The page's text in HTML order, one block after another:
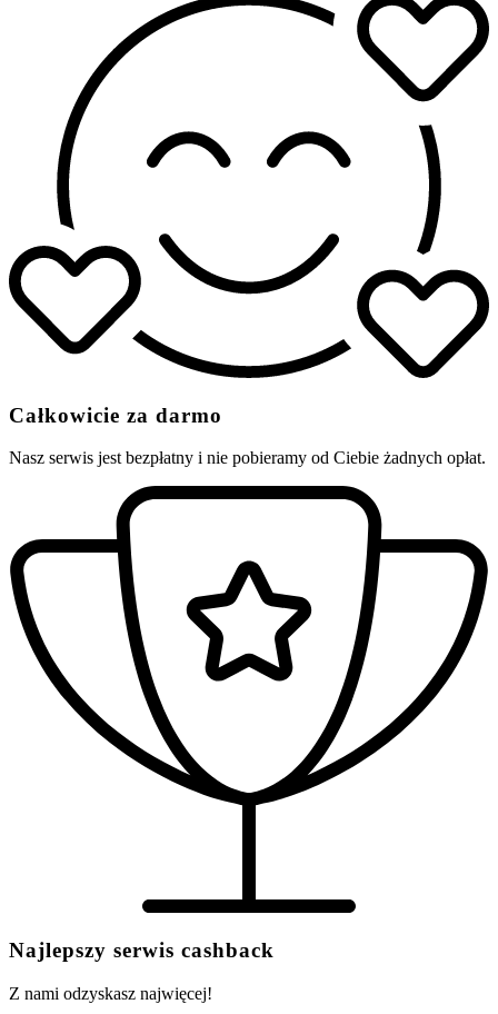
Całkowicie za darmo
Nasz serwis jest bezpłatny i nie pobieramy od Ciebie żadnych opłat.
Najlepszy serwis cashback
Z nami odzyskasz najwięcej!